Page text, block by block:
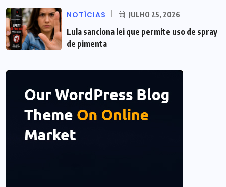
NOTÍCIAS JULHO 25, 2026
Lula sanciona lei que permite uso de spray
de pimenta